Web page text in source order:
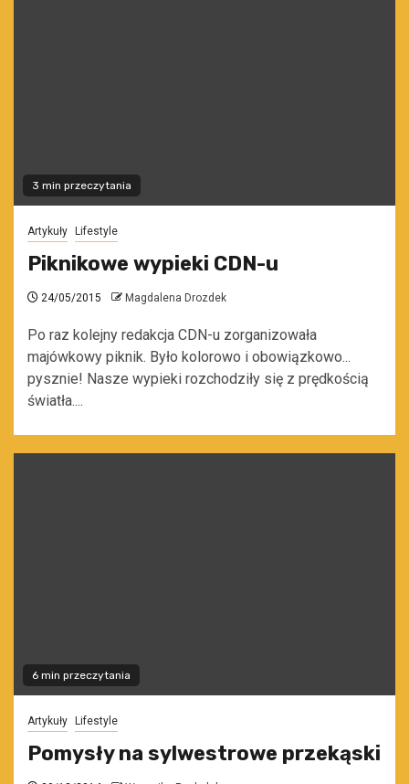
3 min przeczytania
Artykuły Lifestyle
Piknikowe wypieki CDN-u
24/05/2015 Magdalena Drozdek
Po raz kolejny redakcja CDN-u zorganizowała
majówkowy piknik. Było kolorowo i obowiązkowo...
pysznie! Nasze wypieki rozchodziły się z prędkością
światła....
6 min przeczytania
Artykuły Lifestyle
Pomysły na sylwestrowe przekąski